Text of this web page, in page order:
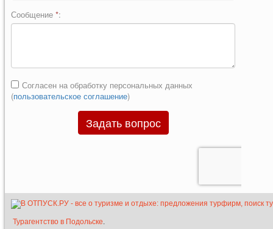
Турагентство в Подольске.